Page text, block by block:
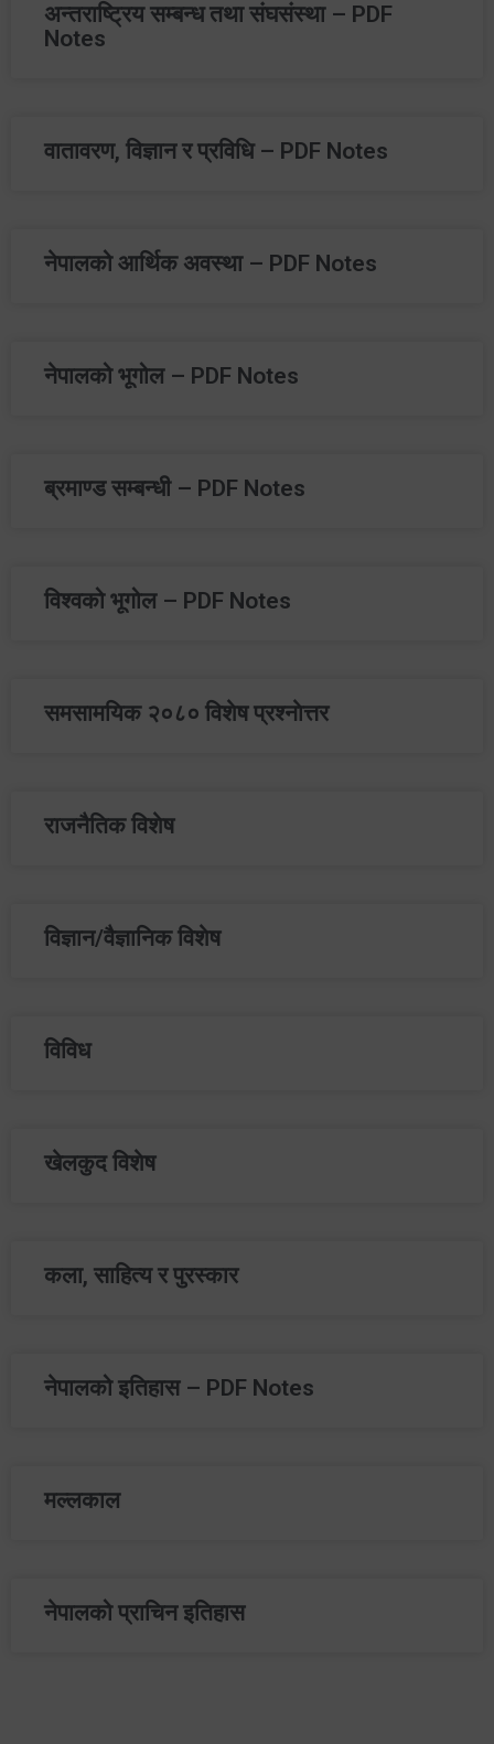
अन्तराष्‍ट्रिय सम्बन्ध तथा संघसंस्था – PDF
Notes
वातावरण, विज्ञान र प्रविधि – PDF Notes
नेपालको आर्थिक अवस्था – PDF Notes
नेपालको भूगोल – PDF Notes
ब्रमाण्ड सम्बन्धी – PDF Notes
विश्‍वको भूगोल – PDF Notes
समसामयिक २०८० विशेष प्रश्नाेत्तर
राजनैतिक विशेष
विज्ञान/वैज्ञानिक विशेष
विविध
खेलकुद विशेष
कला, साहित्य र पुरस्कार
नेपालको इतिहास – PDF Notes
मल्लकाल
नेपालको प्राचिन इतिहास